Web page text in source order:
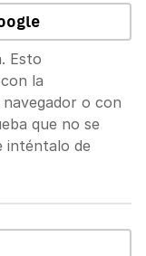
Esto
la
o con
que no se
inténtalo de